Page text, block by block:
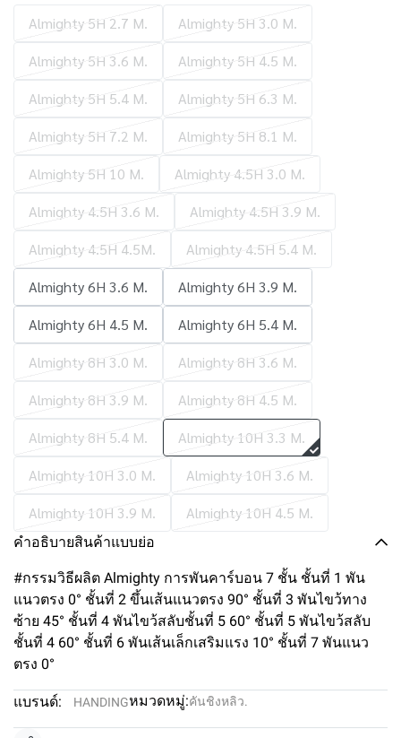
Almighty 5H 2.7 M.
Almighty 5H 3.0 M.
Almighty 5H 3.6 M.
Almighty 5H 4.5 M.
Almighty 5H 5.4 M.
Almighty 5H 6.3 M.
Almighty 5H 7.2 M.
Almighty 5H 8.1 M.
Almighty 5H 10 M.
Almighty 4.5H 3.0 M.
Almighty 4.5H 3.6 M.
Almighty 4.5H 3.9 M.
Almighty 4.5H 4.5M.
Almighty 4.5H 5.4 M.
Almighty 6H 3.6 M.
Almighty 6H 3.9 M.
Almighty 6H 4.5 M.
Almighty 6H 5.4 M.
Almighty 8H 3.0 M.
Almighty 8H 3.6 M.
Almighty 8H 3.9 M.
Almighty 8H 4.5 M.
Almighty 8H 5.4 M.
Almighty 10H 3.3 M.
Almighty 10H 3.0 M.
Almighty 10H 3.6 M.
Almighty 10H 3.9 M.
Almighty 10H 4.5 M.
คำอธิบายสินค้าแบบย่อ
#กรรมวิธีผลิต Almighty การพันคาร์บอน 7 ชั้น ชั้นที่ 1 พัน
แนวตรง 0° ชั้นที่ 2 ขึ้นเส้นแนวตรง 90° ชั้นที่ 3 พันไขว้ทาง
ซ้าย 45° ชั้นที่ 4 พันไขว้สลับชั้นที่ 5 60° ชั้นที่ 5 พันไขว้สลับ
ชั้นที่ 4 60° ชั้นที่ 6 พันเส้นเล็กเสริมแรง 10° ชั้นที่ 7 พันแนว
ตรง 0°
แบรนด์: HANDINGหมวดหมู่:คันชิงหลิว.